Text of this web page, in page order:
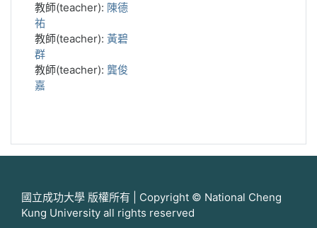
教師(teacher): 陳德
祐
教師(teacher): 黃碧
群
教師(teacher): 龔俊
嘉
國立成功大學 版權所有 | Copyright © National Cheng
Kung University all rights reserved